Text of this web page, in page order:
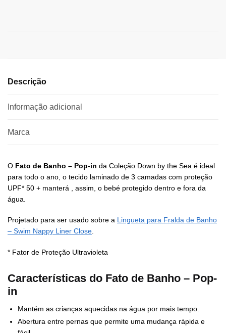
Descrição
Informação adicional
Marca
O Fato de Banho – Pop-in da Coleção Down by the Sea é ideal
para todo o ano, o tecido laminado de 3 camadas com proteção
UPF* 50 + manterá , assim, o bebé protegido dentro e fora da
água.
Projetado para ser usado sobre a Lingueta para Fralda de Banho
– Swim Nappy Liner Close
* Fator de Proteção Ultravioleta
Características do Fato de Banho – Pop-
in
Mantém as crianças aquecidas na água por mais tempo.
Abertura entre pernas que permite uma mudança rápida e